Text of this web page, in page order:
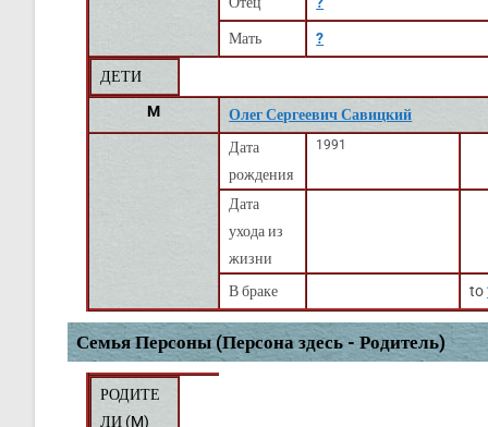
Мать ?
ДЕТИ
M
Олег Сергеевич Савицкий
Дата
рождения
1991
Дата
ухода из
жизни
В браке
to
Семья Персоны (Персона здесь - Родитель)
РОДИТЕ
ЛИ (M)